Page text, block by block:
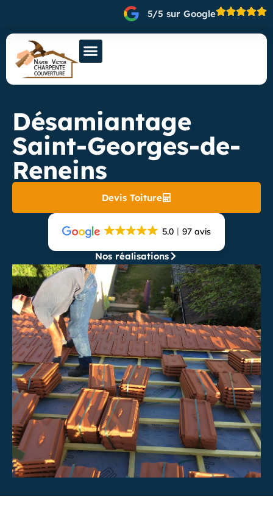
5/5 sur Google
Désamiantage
Saint-Georges-de-
Reneins
Devis Toiture
5.0 97 avis
Nos réalisations